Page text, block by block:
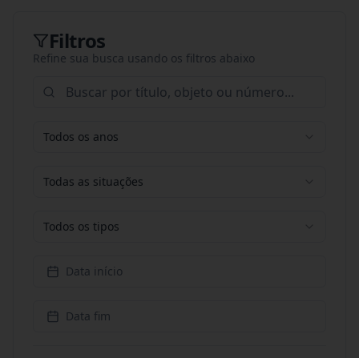
Filtros
Refine sua busca usando os filtros abaixo
Todos os anos
Todas as situações
Todos os tipos
Data início
Data fim